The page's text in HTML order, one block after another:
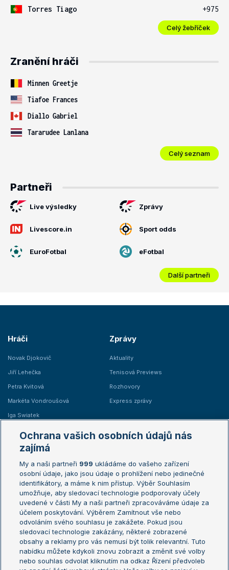
Torres Tiago
+975
Celý žebříček
Zranění hráči
Minnen Greetje
Tiafoe Frances
Diallo Gabriel
Tararudee Lanlana
Celý seznam
Partneři
Live výsledky Zprávy
Livescore.in Sport odds
EuroFotbal eFotbal
Další partneři
Hráči
Novak Djokovič
Jiří Lehečka
Petra Kvitová
Markéta Vondroušová
Iga Swiatek
Zprávy
Aktuality
Tenisová Previews
Rozhovory
Express zprávy
Žebříčky
Žebříček ATP (muži)
Žebříček WTA (ženy)
Sázkařský žebříček
Australian Open
French Open
Wimbledon
US Open
Turnaj mistrů
Turnaj mistryň
Aktualní trendy
Ochrana vašich osobních údajů nás
zajímá
My a naši partneři 999 ukládáme do vašeho zařízení
osobní údaje, jako jsou údaje o prohlížení nebo jedinečné
identifikátory, a máme k nim přístup. Výběr Souhlasím
umožňuje, aby sledovací technologie podporovaly účely
uvedené v části My a naši partneři zpracováváme údaje za
účelem poskytování. Výběrem Zamítnout vše nebo
odvoláním svého souhlasu je zakážete. Pokud jsou
sledovací technologie zakázány, některé zobrazené
obsahy a reklamy pro vás nemusí být tolik relevantní. Tuto
nabídku můžete kdykoli znovu zobrazit a změnit své volby
nebo souhlas odvolat kliknutím na odkaz Řízení předvoleb